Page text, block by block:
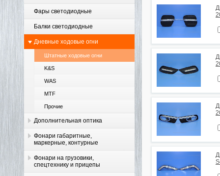
Фары светодиодные
Балки светодиодные
Дневные ходовые огни
Штатные ходовые огни
K&S
WAS
MTF
Прочие
Дополнительная оптика
Фонари габаритные,
маркерные, контурные
Фонари на грузовики,
спецтехнику и прицепы